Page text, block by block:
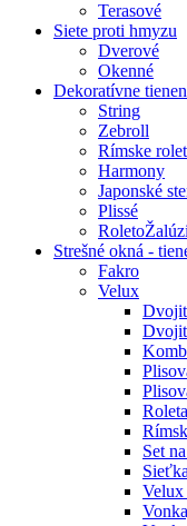
Terasové
Siete proti hmyzu
Dverové
Okenné
Dekoratívne
String
Zebroll
Rímske
Harmony
Japonské
Plissé
Strešné okná -
Fakro
Velux
Roleta
Set
Velux